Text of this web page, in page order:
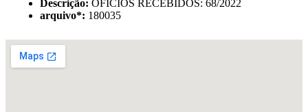
Descrição: OFICIOS RECEBIDOS: 68/2022
arquivo*: 180035